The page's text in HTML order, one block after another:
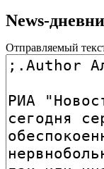
News-
Отправляемый